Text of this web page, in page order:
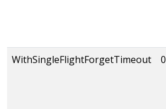
WithSingleFlightForgetTimeout
0